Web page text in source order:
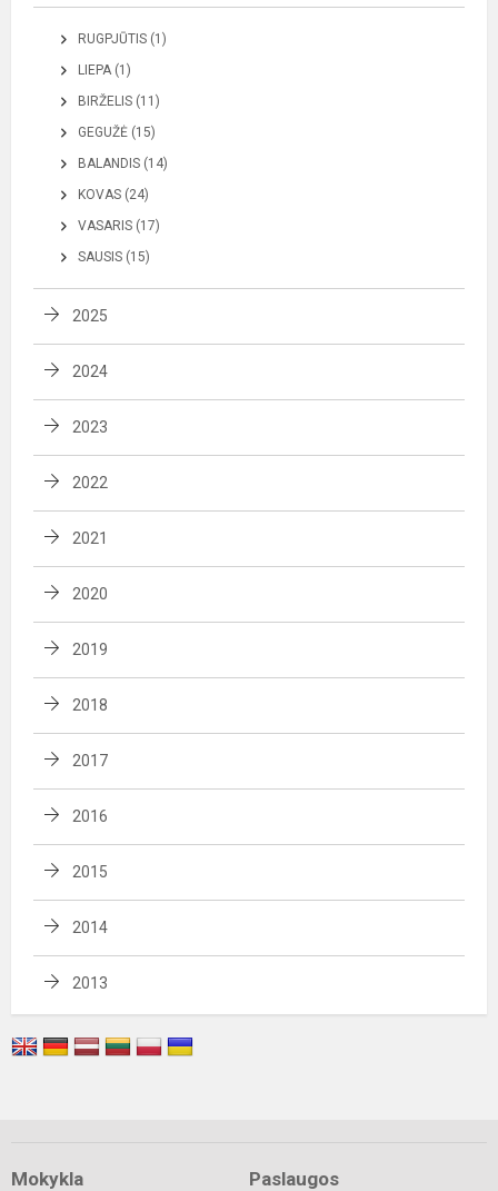
RUGPJŪTIS (1)
LIEPA (1)
BIRŽELIS (11)
GEGUŽĖ (15)
BALANDIS (14)
KOVAS (24)
VASARIS (17)
SAUSIS (15)
2025
2024
2023
2022
2021
2020
2019
2018
2017
2016
2015
2014
2013
Mokykla Paslaugos